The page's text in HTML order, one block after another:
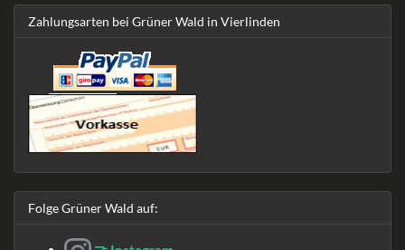
Zahlungsarten bei Grüner Wald in Vierlinden
Folge Grüner Wald auf: